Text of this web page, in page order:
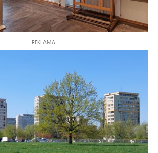
REKLAMA